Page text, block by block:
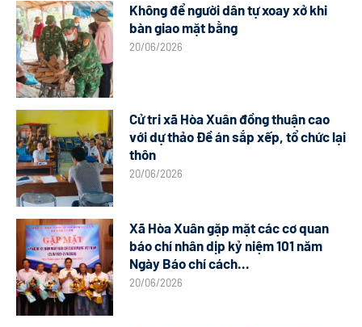
Không để người dân tự xoay xở khi
bàn giao mặt bằng
20/06/2026
Cử tri xã Hòa Xuân đồng thuận cao
với dự thảo Đề án sắp xếp, tổ chức lại
thôn
20/06/2026
Xã Hòa Xuân gặp mặt các cơ quan
báo chí nhân dịp kỷ niệm 101 năm
Ngày Báo chí cách...
20/06/2026